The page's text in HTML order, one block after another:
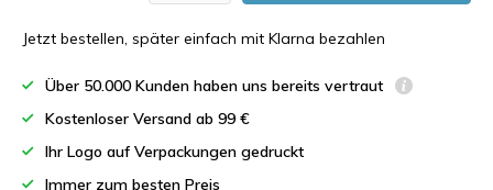
Jetzt bestellen, später einfach mit Klarna bezahlen
Über 50.000 Kunden haben uns bereits vertraut
Kostenloser Versand ab 99 €
Ihr Logo auf Verpackungen gedruckt
Immer zum besten Preis